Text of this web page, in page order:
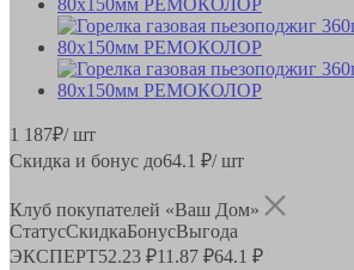
1 187₽/ шт
Скидка и бонус до64.1 ₽/ шт
Клуб покупателей «Ваш Дом»
СтатусСкидкаБонусВыгода
ЭКСПЕРТ52.23 ₽11.87 ₽64.1 ₽